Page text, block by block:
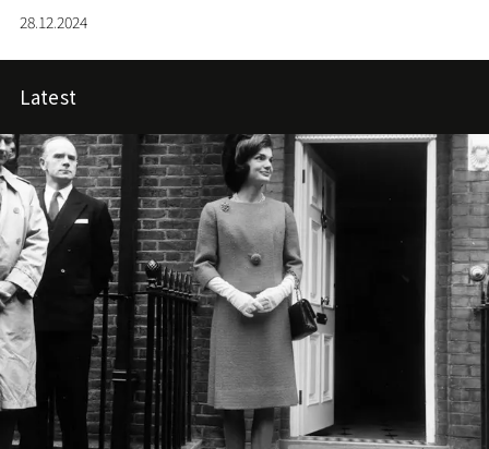
28.12.2024
Latest